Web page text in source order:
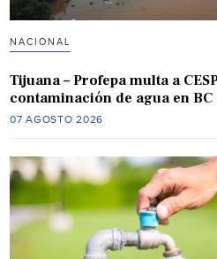
NACIONAL
Tijuana – Profepa multa a
contaminación de agua en BC
07 AGOSTO 2026